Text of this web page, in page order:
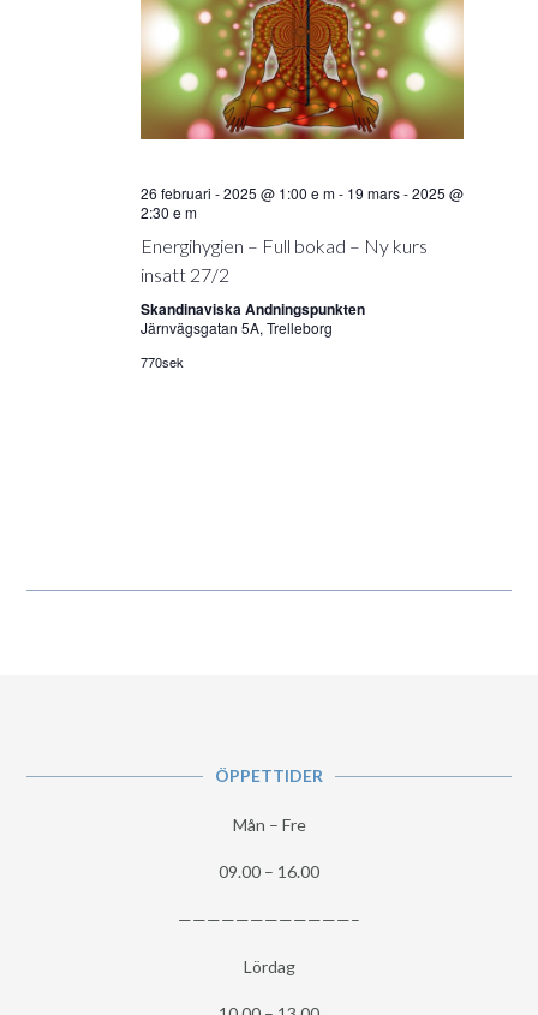
26 februari - 2025 @ 1:00 e m- 19 mars - 2025 @
2:30 e m
Energihygien – Full bokad – Ny kurs
insatt 27/2
Skandinaviska Andningspunkten
Järnvägsgatan 5A, Trelleborg
770sek
ÖPPETTIDER
Mån – Fre
09.00 – 16.00
————————————–
Lördag